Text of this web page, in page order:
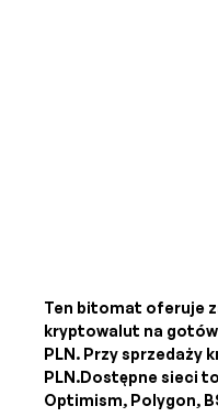
Ten bitomat oferuje
kryptowalut na
PLN. Przy sprzedaży
PLN.Dostępne sieci
Optimism, Polygon,